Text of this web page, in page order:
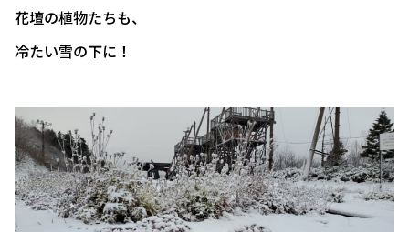
花壇の植物たちも、
冷たい雪の下に！